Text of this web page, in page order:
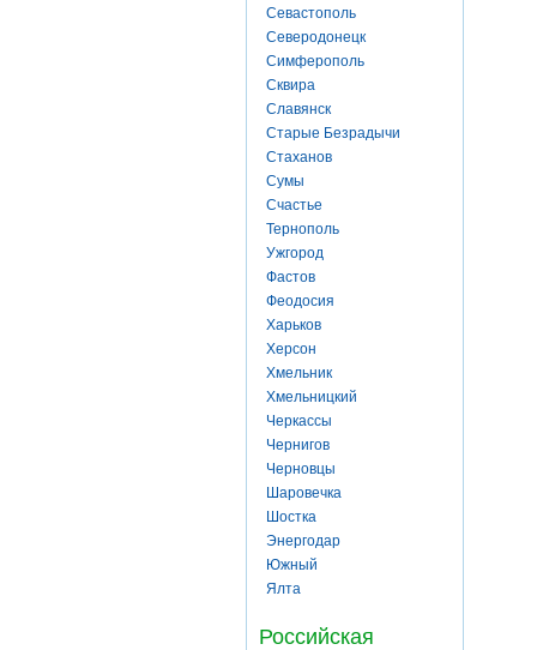
Севастополь
Северодонецк
Симферополь
Сквира
Славянск
Старые Безрадычи
Стаханов
Сумы
Счастье
Тернополь
Ужгород
Фастов
Феодосия
Харьков
Херсон
Хмельник
Хмельницкий
Черкассы
Чернигов
Черновцы
Шаровечка
Шостка
Энергодар
Южный
Ялта
Российская